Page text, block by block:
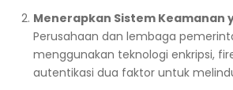
Menerapkan Sistem Keamanan
Perusahaan dan lembaga
menggunakan teknologi enkripsi,
autentikasi dua faktor untuk